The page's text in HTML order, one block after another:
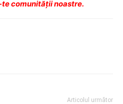
comunității noastre.
Articolul următor